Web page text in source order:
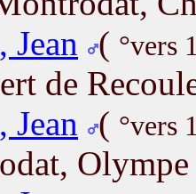
Jean
( °vers
de
Jean
( °vers
Olympe